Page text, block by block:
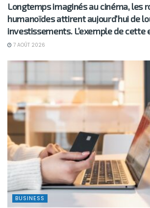
Longtemps imaginés au cinéma, les
humanoïdes attirent aujourd’hui de
investissements. L’exemple de cette
7 AOÛT 2026
BUSINESS